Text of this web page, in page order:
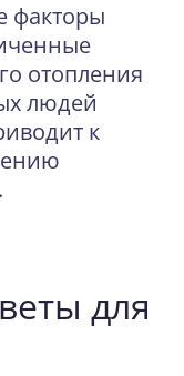
факторы
отопления
людей
к
для